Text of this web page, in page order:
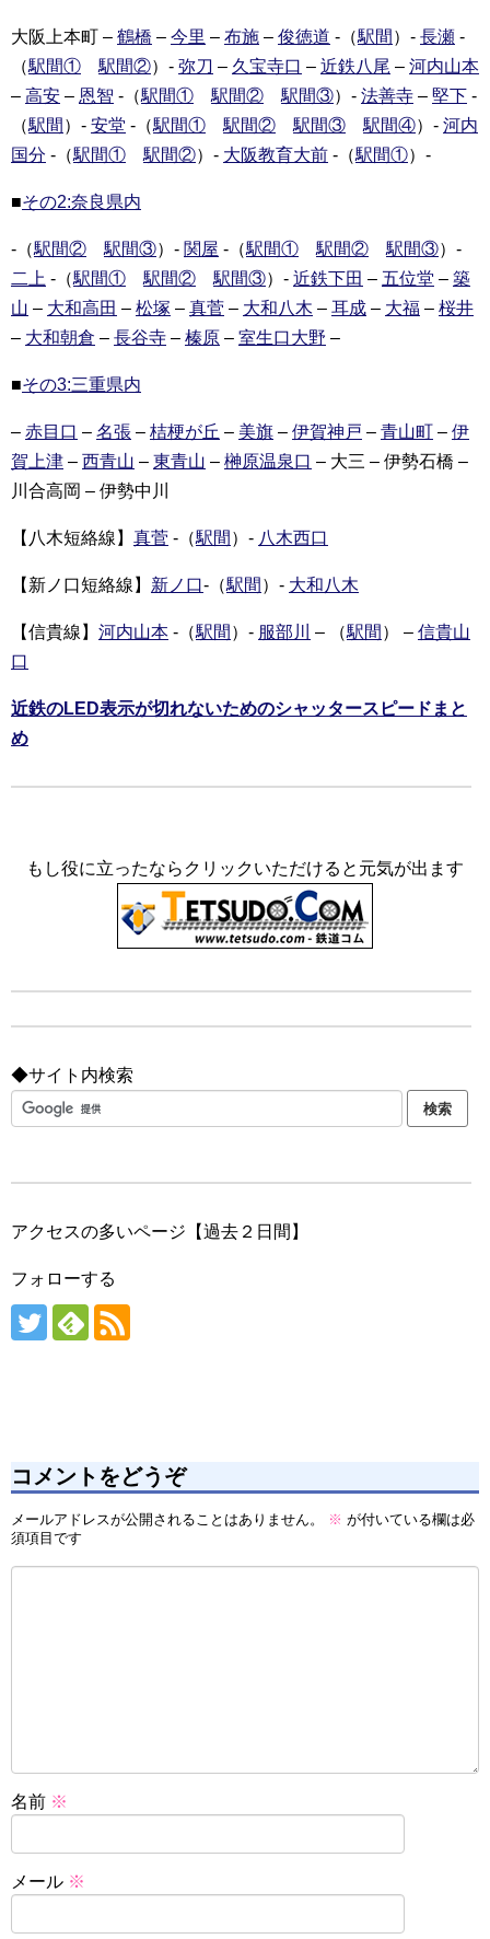
大阪上本町 – 鶴橋 – 今里 – 布施 – 俊徳道 -（駅間 ）- 長瀬 -
（駅間① 駅間②）- 弥刀 – 久宝寺口 – 近鉄八尾 – 河内山本
– 高安 – 恩智 -（駅間① 駅間② 駅間③）- 法善寺 – 堅下 -
（駅間 ）- 安堂 -（駅間① 駅間② 駅間③ 駅間④）- 河内
国分 -（駅間① 駅間②）- 大阪教育大前 -（駅間①）-
■その2:奈良県内
-（駅間② 駅間③）- 関屋 -（駅間① 駅間② 駅間③）-
二上 -（駅間① 駅間② 駅間③）- 近鉄下田 – 五位堂 – 築
山 – 大和高田 – 松塚 – 真菅 – 大和八木 – 耳成 – 大福 – 桜井
– 大和朝倉 – 長谷寺 – 榛原 – 室生口大野 –
■その3:三重県内
– 赤目口 – 名張 – 桔梗が丘 – 美旗 – 伊賀神戸 – 青山町 – 伊
賀上津 – 西青山 – 東青山 – 榊原温泉口 – 大三 – 伊勢石橋 –
川合高岡 – 伊勢中川
【八木短絡線】 真菅 -（駅間 ）- 八木西口
【新ノ口短絡線】 新ノ口-（駅間 ）- 大和八木
【信貴線】 河内山本 -（駅間 ）- 服部川 – （駅間 ） – 信貴山
口
近鉄のLED表示が切れないためのシャッタースピードまと
め
もし役に立ったならクリックいただけると元気が出ます
◆サイト内検索
アクセスの多いページ【過去２日間】
フォローする
コメントをどうぞ
メールアドレスが公開されることはありません。 ※ が付いている欄は必
須項目です
名前 ※
メール ※